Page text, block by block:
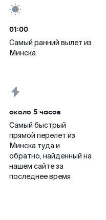
01:00
Самый ранний вылет из
Минска
около 5 часов
Самый быстрый
прямой перелет из
Минска туда и
обратно, найденный на
нашем сайте за
последнее время